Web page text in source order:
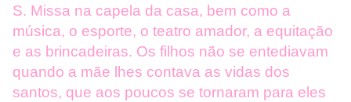
S. Missa na capela da casa, bem como a
música, o esporte, o teatro amador, a equitação
e as brincadeiras. Os filhos não se entediavam
quando a mãe lhes contava as vidas dos
santos, que aos poucos se tornaram para eles